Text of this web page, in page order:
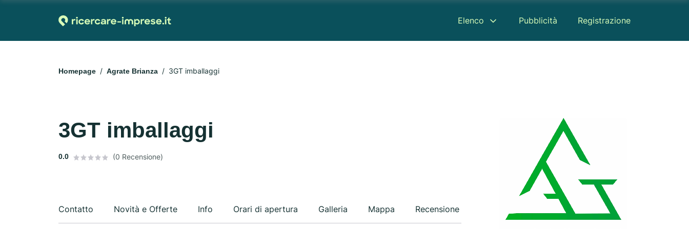
Elenco Pubblicità Registrazione
Homepage Agrate Brianza 3GT imballaggi
3GT imballaggi
0.0 (0 Recensione)
Contatto Novità e Offerte Info Orari di apertura Galleria Mappa Recensione